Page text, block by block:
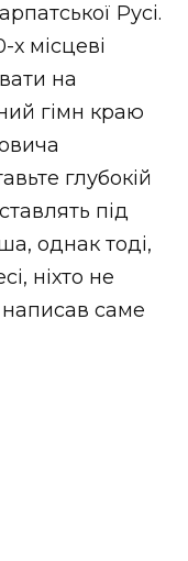
Русі.
місцеві
на
гімн краю
глубокій
під
однак тоді,
ніхто не
саме